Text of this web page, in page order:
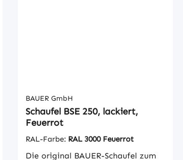
BAUER GmbH
Schaufel BSE 250, lackiert,
Feuerrot
RAL-Farbe: RAL 3000 Feuerrot
Die original BAUER-Schaufel zum